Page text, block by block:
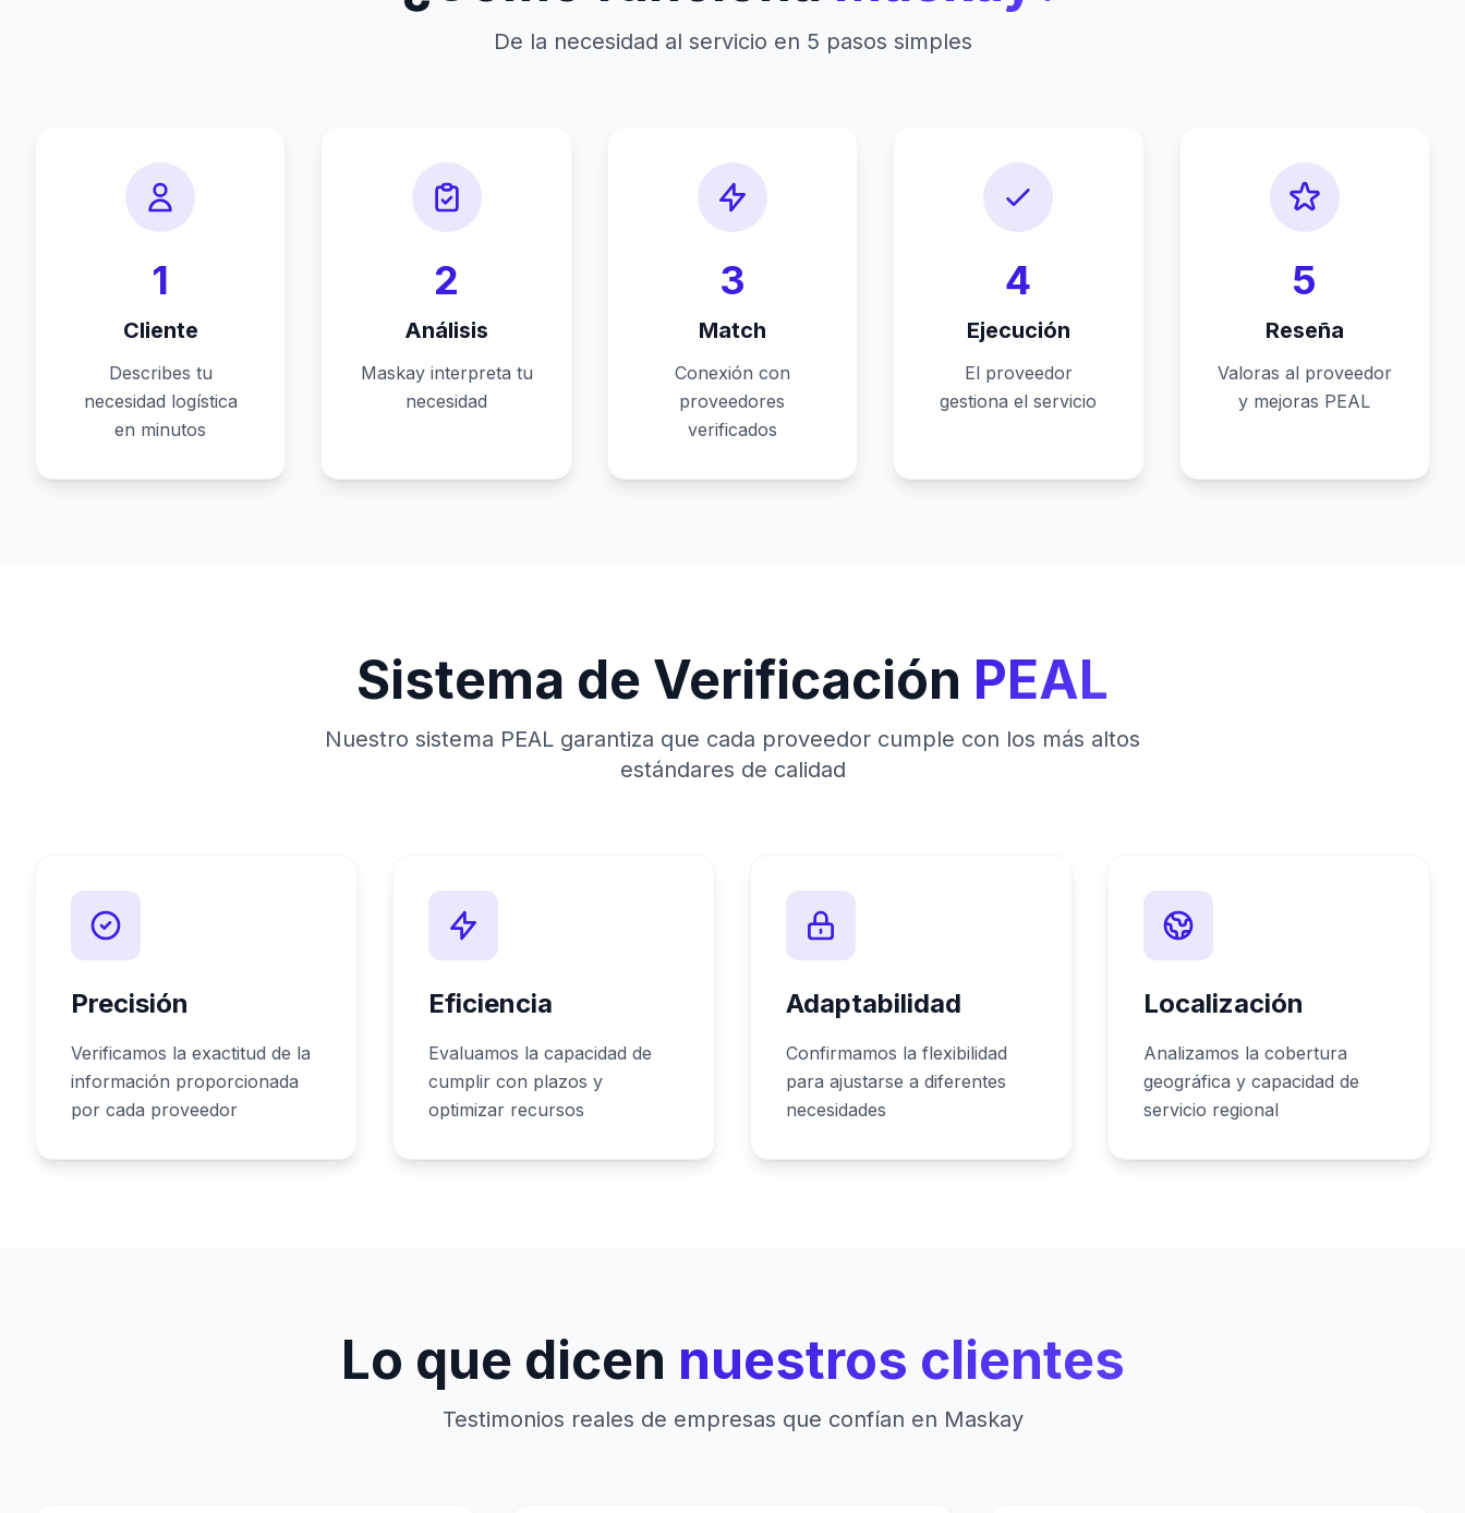
De la necesidad al servicio en 5 pasos simples
1
Cliente
Describes tu
necesidad logística
en minutos
2
Análisis
Maskay interpreta tu
necesidad
3
Match
Conexión con
proveedores
verificados
4
Ejecución
El proveedor
gestiona el servicio
5
Reseña
Valoras al proveedor
y mejoras PEAL
Sistema de Verificación PEAL
Nuestro sistema PEAL garantiza que cada proveedor cumple con los más altos
estándares de calidad
Precisión
Verificamos la exactitud de la
información proporcionada
por cada proveedor
Eficiencia
Evaluamos la capacidad de
cumplir con plazos y
optimizar recursos
Adaptabilidad
Confirmamos la flexibilidad
para ajustarse a diferentes
necesidades
Localización
Analizamos la cobertura
geográfica y capacidad de
servicio regional
Lo que dicen nuestros clientes
Testimonios reales de empresas que confían en Maskay